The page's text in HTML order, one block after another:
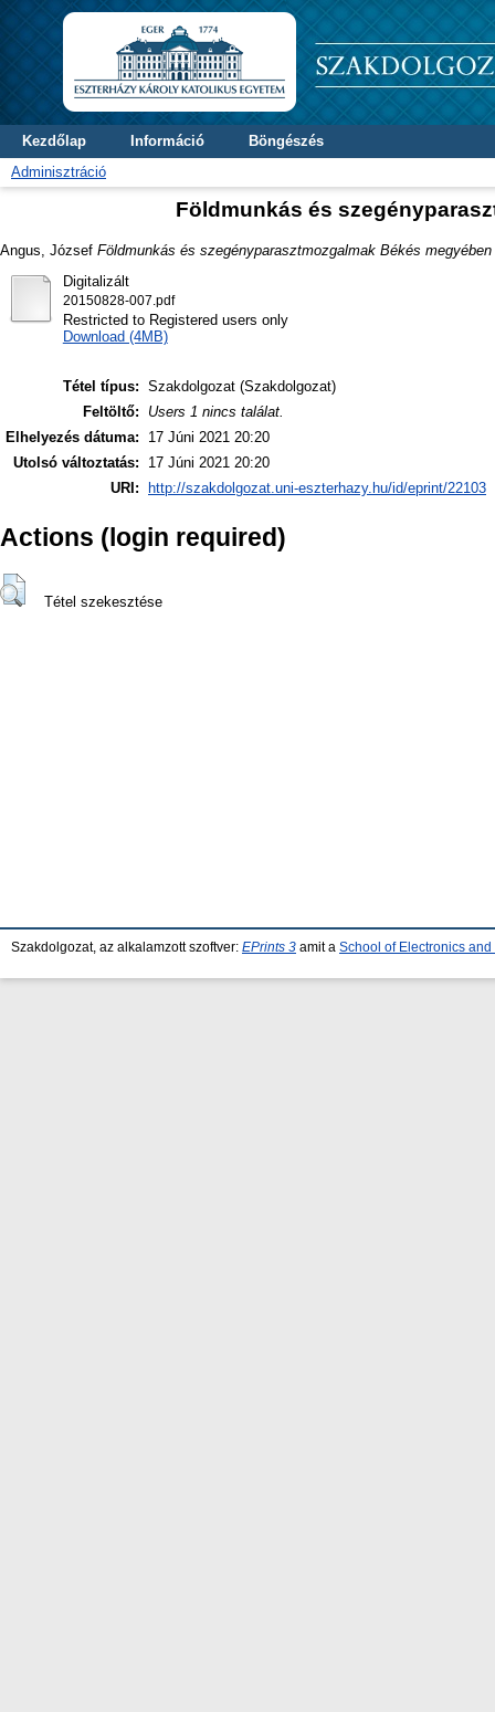
Kezdőlap Információ
Böngészés
Adminisztráció
Földmunkás és
Angus, József Földmunkás és szegényparasztmozgalmak Békés megyében
Digitalizált
20150828-007.pdf
Restricted to Registered users only
Download (4MB)
Tétel típus: Szakdolgozat (Szakdolgozat)
Feltöltő:
Users 1 nincs találat.
Elhelyezés dátuma:
17 Júni 2021 20:20
Utolsó változtatás:
17 Júni 2021 20:20
URI:
http://szakdolgozat.uni-eszterhazy.hu/id/eprint/22103
Actions (login required)
Tétel szekesztése
Szakdolgozat, az alkalamzott szoftver: EPrints 3 amit a School of Electronics